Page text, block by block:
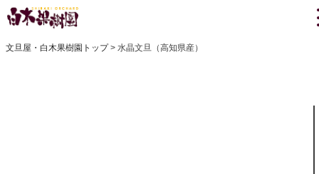
文旦屋・白木果樹園トップ 水晶文旦（高知県産）